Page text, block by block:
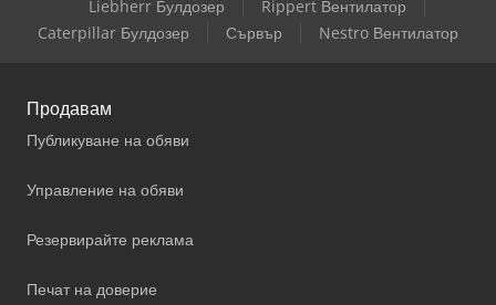
Liebherr Булдозер
Rippert Вентилатор
Caterpillar Булдозер
Сървър Nestro Вентилатор
Продавам
Публикуване на обяви
Управление на обяви
Резервирайте реклама
Печат на доверие